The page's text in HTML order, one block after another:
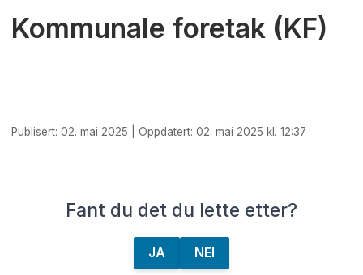
Kommunale foretak (KF)
Publisert: 02. mai 2025 | Oppdatert: 02. mai 2025 kl. 12:37
Fant du det du lette etter?
JA NEI